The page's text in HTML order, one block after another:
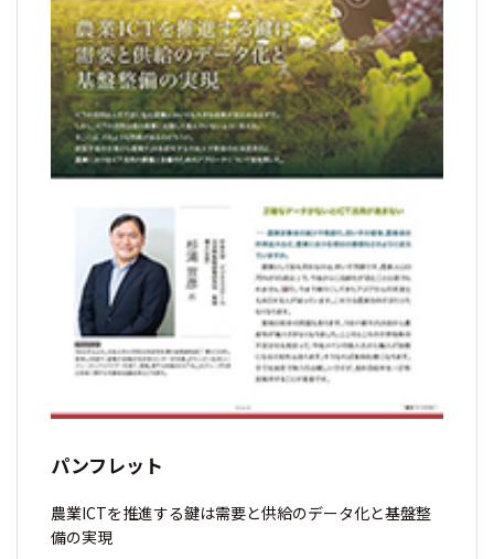
パンフレット
農業ICTを推進する鍵は需要と供給のデータ化と基盤整
備の実現